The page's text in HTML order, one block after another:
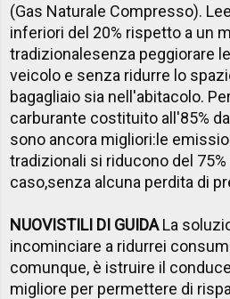
(Gas Naturale Compresso).
inferiori del 20% rispetto a un
tradizionalesenza peggiorare
veicolo e senza ridurre lo
bagagliaio sia nell'abitacolo.
carburante costituito all'85%
sono ancora migliori:le
tradizionali si riducono del
caso,senza alcuna perdita di
NUOVISTILI DI GUIDALa
incominciare a ridurrei
comunque, è istruire il
migliore per permettere di